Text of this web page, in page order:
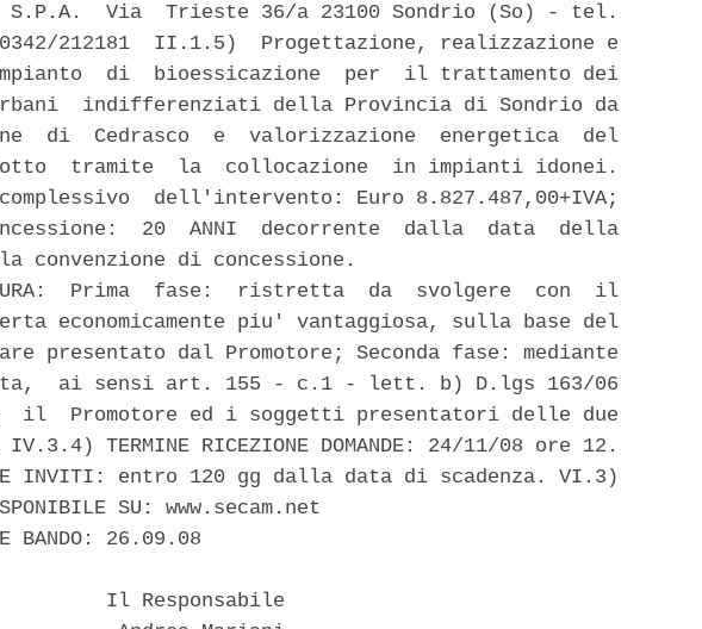
S.P.A.  Via  Trieste 36/a 23100 Sondrio (So) - tel.
0342/212181  II.1.5)  Progettazione, realizzazione e
di  bioessicazione  per  il trattamento dei
indifferenziati della Provincia di Sondrio da
di  Cedrasco  e  valorizzazione  energetica  del
tramite  la  collocazione  in impianti idonei.
dell'intervento: Euro 8.827.487,00+IVA;
20  ANNI  decorrente  dalla  data  della
convenzione di concessione.
Prima  fase:  ristretta  da  svolgere  con  il
economicamente piu' vantaggiosa, sulla base del
presentato dal Promotore; Seconda fase: mediante
ai sensi art. 155 - c.1 - lett. b) D.lgs 163/06
il  Promotore ed i soggetti presentatori delle due
TERMINE RICEZIONE DOMANDE: 24/11/08 ore 12.
INVITI: entro 120 gg dalla data di scadenza. VI.3)
SU: www.secam.net
BANDO: 26.09.08
Il Responsabile